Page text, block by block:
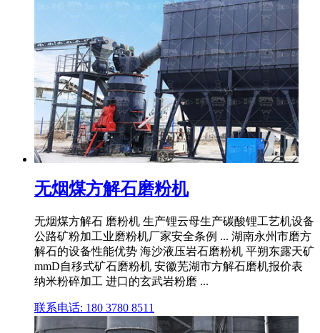
无烟煤方解石磨粉机
无烟煤方解石 磨粉机 生产锂云母生产碳酸锂工艺机设备
公路矿粉加工业磨粉机厂家安全条例 ... 湖南永州市磨方
解石的设备性能优势 海沙液压岩石磨粉机 平朔东露天矿
mmD自移式矿石磨粉机 安徽芜湖市方解石磨机报价表
纳米粉碎加工 进口的玄武岩粉磨 ...
联系电话: 180 3780 8511